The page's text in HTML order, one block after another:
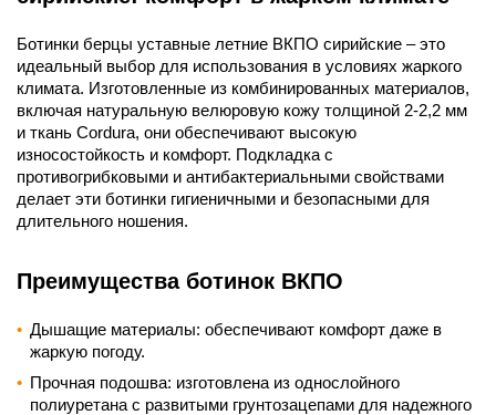
Ботинки берцы уставные летние ВКПО сирийские – это
идеальный выбор для использования в условиях жаркого
климата. Изготовленные из комбинированных материалов,
включая натуральную велюровую кожу толщиной 2-2,2 мм
и ткань Cordura, они обеспечивают высокую
износостойкость и комфорт. Подкладка с
противогрибковыми и антибактериальными свойствами
делает эти ботинки гигиеничными и безопасными для
длительного ношения.
Преимущества ботинок ВКПО
Дышащие материалы: обеспечивают комфорт даже в
жаркую погоду.
Прочная подошва: изготовлена из однослойного
полиуретана с развитыми грунтозацепами для надежного